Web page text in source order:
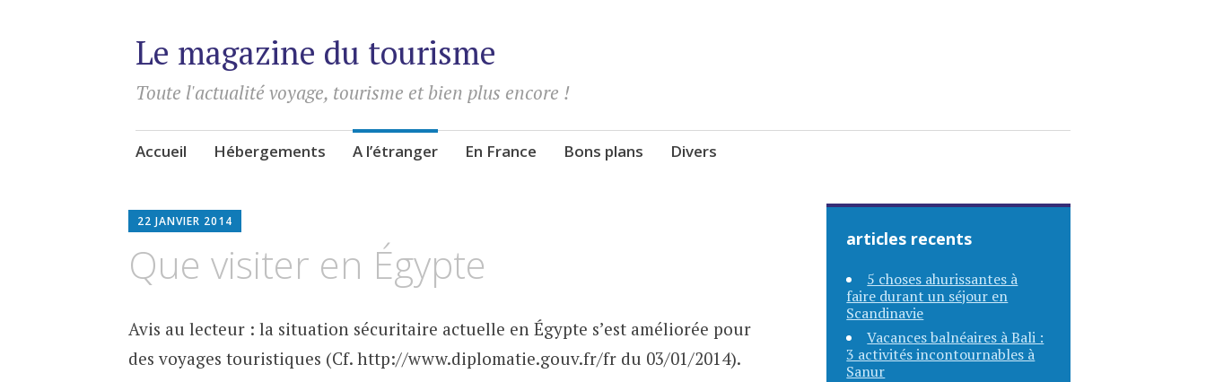
Le magazine du tourisme
Toute l'actualité voyage, tourisme et bien plus encore !
Aller
principal
Accueil Hébergements A l’étranger En France Bons plans Divers
22 JANVIER 2014
Que visiter en Égypte
Avis au lecteur : la situation sécuritaire actuelle en Égypte s’est améliorée pour
des voyages touristiques (Cf. http://www.diplomatie.gouv.fr/fr du 03/01/2014).
articles recents
5 choses ahurissantes à
faire durant un séjour en
Scandinavie
Vacances balnéaires à Bali :
3 activités incontournables à
Sanur